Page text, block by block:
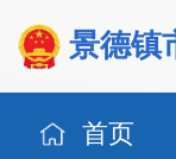
景德镇
首页